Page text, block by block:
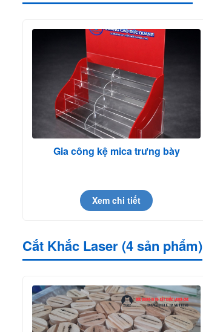
Gia công kệ mica trưng bày
Xem chi tiết
Cắt Khắc Laser (4 sản phẩm)